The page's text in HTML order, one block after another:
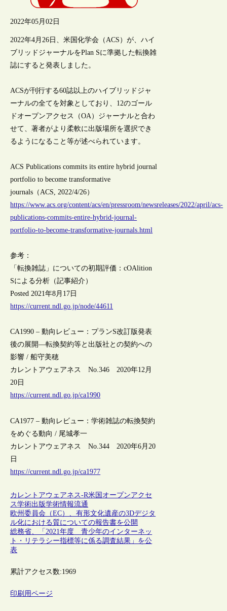
2022年05月02日
2022年4月26日、米国化学会（ACS）が、ハイ
ブリッドジャーナルをPlan Sに準拠した転換雑
誌にすると発表しました。
ACSが刊行する60誌以上のハイブリッドジャ
ーナルの全てを対象としており、12のゴール
ドオープンアクセス（OA）ジャーナルと合わ
せて、著者がより柔軟に出版場所を選択でき
るようになること等が述べられています。
ACS Publications commits its entire hybrid journal
portfolio to become transformative
journals（ACS, 2022/4/26）
https://www.acs.org/content/acs/en/pressroom/newsreleases/2022/april/acs-
publications-commits-entire-hybrid-journal-
portfolio-to-become-transformative-journals.html
参考：
「転換雑誌」についての初期評価：cOAlition
Sによる分析（記事紹介）
Posted 2021年8月17日
https://current.ndl.go.jp/node/44611
CA1990 – 動向レビュー：プランS改訂版発表
後の展開―転換契約等と出版社との契約への
影響 / 船守美穂
カレントアウェアネス No.346 2020年12月
20日
https://current.ndl.go.jp/ca1990
CA1977 – 動向レビュー：学術雑誌の転換契約
をめぐる動向 / 尾城孝一
カレントアウェアネス No.344 2020年6月20
日
https://current.ndl.go.jp/ca1977
カレントアウェアネス-R米国 オープンアクセ
ス学術出版学術情報流通
欧州委員会（EC）、有形文化遺産の3Dデジタ
ル化における質についての報告書を公開
総務省、「2021年度 青少年のインターネッ
ト・リテラシー指標等に係る調査結果」を公
表
累計アクセス数:1969
印刷用ページ